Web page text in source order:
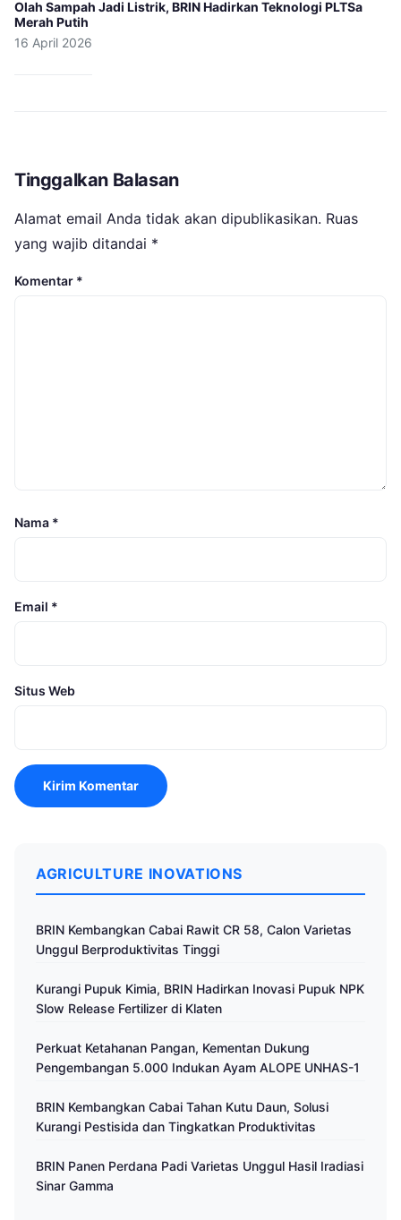
Olah Sampah Jadi Listrik, BRIN Hadirkan Teknologi PLTSa
Merah Putih
16 April 2026
Tinggalkan Balasan
Alamat email Anda tidak akan dipublikasikan. Ruas
yang wajib ditandai *
Komentar *
Nama *
Email *
Situs Web
AGRICULTURE INOVATIONS
BRIN Kembangkan Cabai Rawit CR 58, Calon Varietas
Unggul Berproduktivitas Tinggi
Kurangi Pupuk Kimia, BRIN Hadirkan Inovasi Pupuk NPK
Slow Release Fertilizer di Klaten
Perkuat Ketahanan Pangan, Kementan Dukung
Pengembangan 5.000 Indukan Ayam ALOPE UNHAS-1
BRIN Kembangkan Cabai Tahan Kutu Daun, Solusi
Kurangi Pestisida dan Tingkatkan Produktivitas
BRIN Panen Perdana Padi Varietas Unggul Hasil Iradiasi
Sinar Gamma